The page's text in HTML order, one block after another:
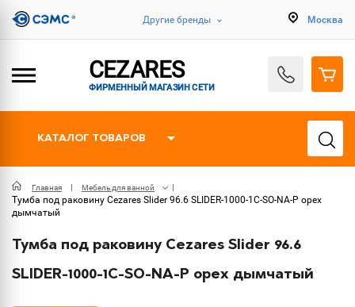
Другие бренды Москва
CEZARES
ФИРМЕННЫЙ МАГАЗИН СЕТИ
КАТАЛОГ ТОВАРОВ
Главная Мебель для ванной
Тумба под раковину Cezares Slider 96.6 SLIDER-1000-1C-SO-NA-P орех
дымчатый
Тумба под раковину Cezares Slider 96.6
SLIDER-1000-1C-SO-NA-P орех дымчатый